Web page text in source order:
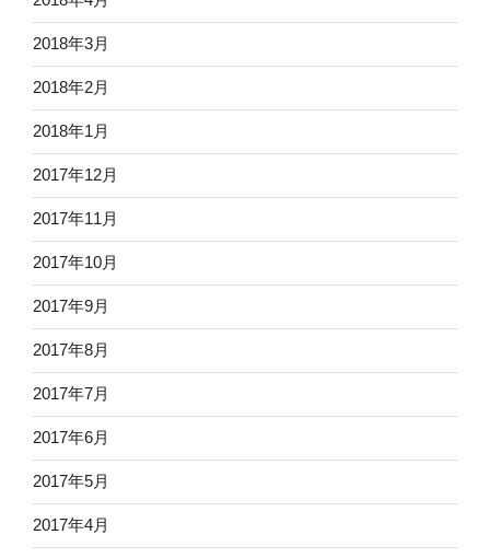
2018年3月
2018年2月
2018年1月
2017年12月
2017年11月
2017年10月
2017年9月
2017年8月
2017年7月
2017年6月
2017年5月
2017年4月